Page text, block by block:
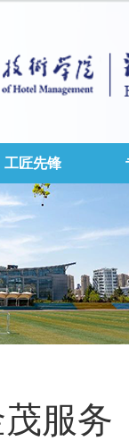
工匠先锋
服务